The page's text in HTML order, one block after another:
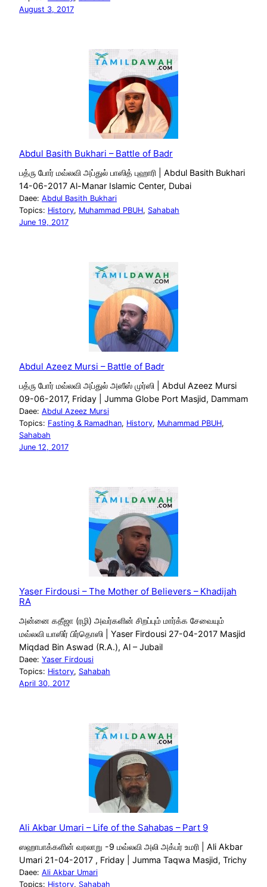
August 3, 2017
Abdul Basith Bukhari – Battle of Badr
பத்ரு போர் மவ்லவி அப்துல் பாஸித் புஹாரி | Abdul Basith Bukhari
14-06-2017 Al-Manar Islamic Center, Dubai
Daee: Abdul Basith Bukhari
Topics: History, Muhammad PBUH, Sahabah
June 19, 2017
Abdul Azeez Mursi – Battle of Badr
பத்ரு போர் மவ்லவி அப்துல் அஸீஸ் முர்ஸி | Abdul Azeez Mursi
09-06-2017, Friday | Jumma Globe Port Masjid, Dammam
Daee: Abdul Azeez Mursi
Topics: Fasting & Ramadhan, History, Muhammad PBUH
Sahabah
June 12, 2017
Yaser Firdousi – The Mother of Believers – Khadijah
RA
அன்னை கதீஜா (ரழி) அவர்களின் சிறப்பும் மார்க்க சேவையும்
மவ்லவி யாஸிர் பிர்தொஸி | Yaser Firdousi 27-04-2017 Masjid
Miqdad Bin Aswad (R.A.), Al – Jubail
Daee: Yaser Firdousi
Topics: History, Sahabah
April 30, 2017
Ali Akbar Umari – Life of the Sahabas – Part 9
ஸஹாபாக்களின் வரலாறு -9 மவ்லவி அலி அக்பர் உமரி | Ali Akbar
Umari 21-04-2017 , Friday | Jumma Taqwa Masjid, Trichy
Daee: Ali Akbar Umari
Topics: History, Sahabah